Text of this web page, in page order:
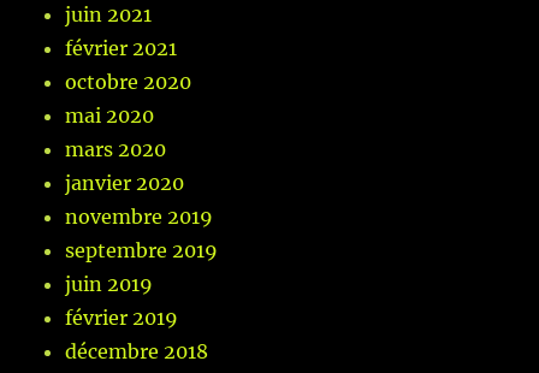
juin 2021
février 2021
octobre 2020
mai 2020
mars 2020
janvier 2020
novembre 2019
septembre 2019
juin 2019
février 2019
décembre 2018